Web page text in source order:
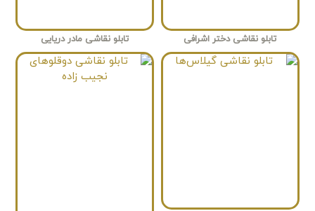
تابلو نقاشی دختر اشرافی تابلو نقاشی مادر دریایی